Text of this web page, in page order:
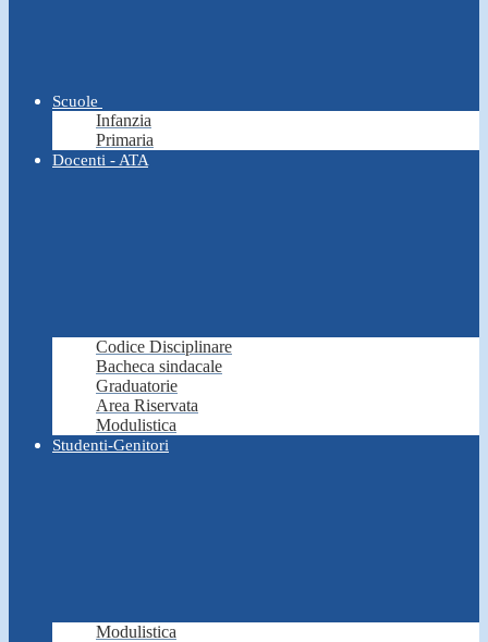
Scuole
Infanzia
Primaria
Docenti - ATA
Codice Disciplinare
Bacheca sindacale
Graduatorie
Area Riservata
Modulistica
Studenti-Genitori
Modulistica